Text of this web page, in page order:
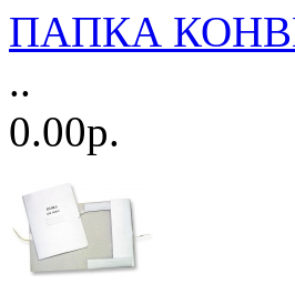
ПАПКА
..
0.00р.